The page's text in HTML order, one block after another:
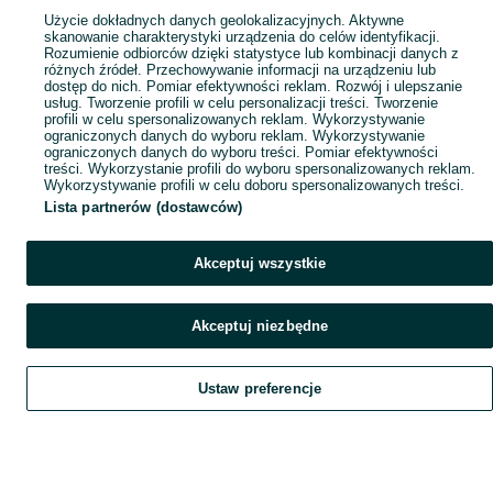
Szukaj Obserwujesz Dodaj Czat Konto
Użycie dokładnych danych geolokalizacyjnych. Aktywne
skanowanie charakterystyki urządzenia do celów identyfikacji.
Rozumienie odbiorców dzięki statystyce lub kombinacji danych z
różnych źródeł. Przechowywanie informacji na urządzeniu lub
dostęp do nich. Pomiar efektywności reklam. Rozwój i ulepszanie
usług. Tworzenie profili w celu personalizacji treści. Tworzenie
profili w celu spersonalizowanych reklam. Wykorzystywanie
ograniczonych danych do wyboru reklam. Wykorzystywanie
ograniczonych danych do wyboru treści. Pomiar efektywności
treści. Wykorzystanie profili do wyboru spersonalizowanych reklam.
Wykorzystywanie profili w celu doboru spersonalizowanych treści.
Lista partnerów (dostawców)
Akceptuj wszystkie
Akceptuj niezbędne
Ustaw preferencje